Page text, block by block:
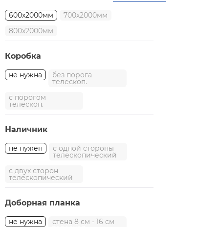
600x2000мм
700x2000мм
800x2000мм
Коробка
не нужна без порога
телескоп.
с порогом
телескоп.
Наличник
не нужен с одной стороны
телескопический
с двух сторон
телескопический
Доборная планка
не нужна стена 8 см - 16 см